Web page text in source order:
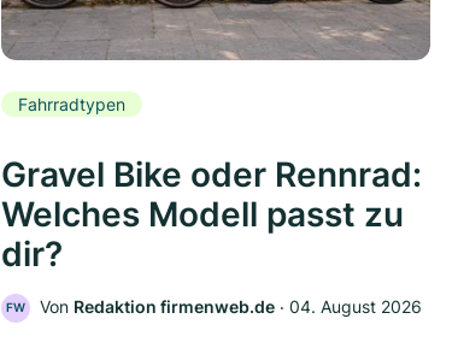
Fahrradtypen
Gravel Bike oder Rennrad:
Welches Modell passt zu
dir?
FW Von Redaktion firmenweb.de ‧ 04. August 2026